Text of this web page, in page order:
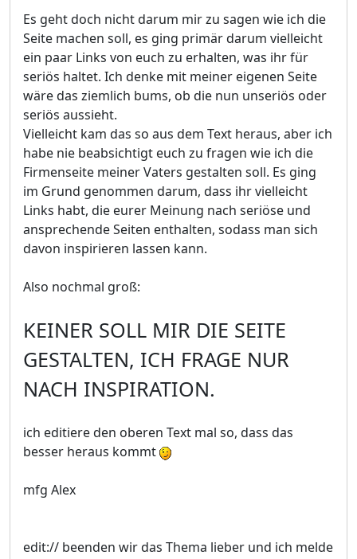
Es geht doch nicht darum mir zu sagen wie ich die
Seite machen soll, es ging primär darum vielleicht
ein paar Links von euch zu erhalten, was ihr für
seriös haltet. Ich denke mit meiner eigenen Seite
wäre das ziemlich bums, ob die nun unseriös oder
seriös aussieht.
Vielleicht kam das so aus dem Text heraus, aber ich
habe nie beabsichtigt euch zu fragen wie ich die
Firmenseite meiner Vaters gestalten soll. Es ging
im Grund genommen darum, dass ihr vielleicht
Links habt, die eurer Meinung nach seriöse und
ansprechende Seiten enthalten, sodass man sich
davon inspirieren lassen kann.
Also nochmal groß:
KEINER SOLL MIR DIE SEITE
GESTALTEN, ICH FRAGE NUR
NACH INSPIRATION.
ich editiere den oberen Text mal so, dass das
besser heraus kommt
mfg Alex
edit:// beenden wir das Thema lieber und ich melde